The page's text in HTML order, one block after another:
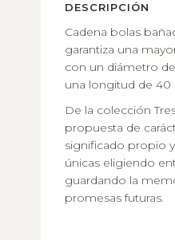
DESCRIPCIÓN
Cadena bolas
garantiza una
con un diámetro
una longitud de 40
De la colección
propuesta de
significado propio
únicas eligiendo
guardando la
promesas futuras.